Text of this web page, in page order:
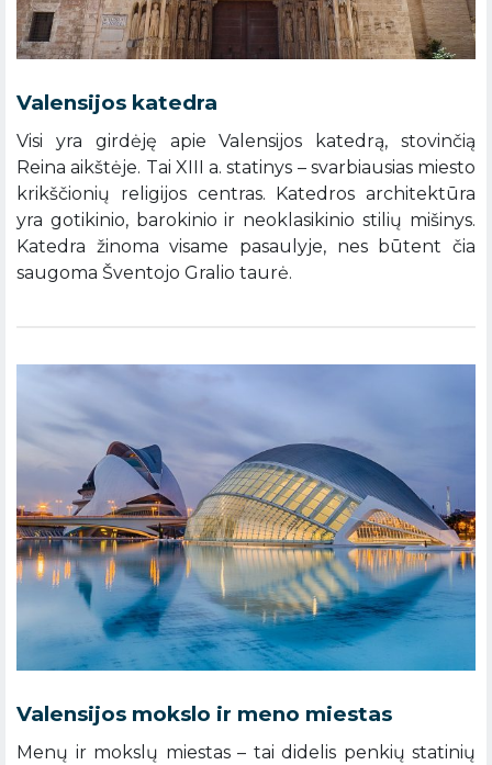
Valensijos katedra
Visi yra girdėję apie Valensijos katedrą, stovinčią
Reina aikštėje. Tai XIII a. statinys – svarbiausias miesto
krikščionių religijos centras. Katedros architektūra
yra gotikinio, barokinio ir neoklasikinio stilių mišinys.
Katedra žinoma visame pasaulyje, nes būtent čia
saugoma Šventojo Gralio taurė.
Valensijos mokslo ir meno miestas
Menų ir mokslų miestas – tai didelis penkių statinių